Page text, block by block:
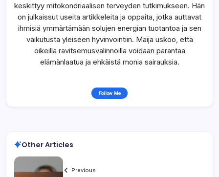
keskittyy mitokondriaalisen terveyden tutkimukseen. Hän
on julkaissut useita artikkeleita ja oppaita, jotka auttavat
ihmisiä ymmärtämään solujen energian tuotantoa ja sen
vaikutusta yleiseen hyvinvointiin. Maija uskoo, että
oikeilla ravitsemusvalinnoilla voidaan parantaa
elämänlaatua ja ehkäistä monia sairauksia.
Follow Me
Other Articles
Previous